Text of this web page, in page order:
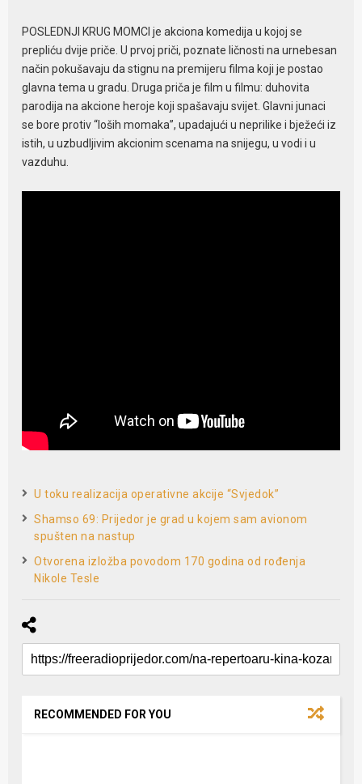
POSLEDNJI KRUG MOMCI je akciona komedija u kojoj se
prepliću dvije priče. U prvoj priči, poznate ličnosti na urnebesan
način pokušavaju da stignu na premijeru filma koji je postao
glavna tema u gradu. Druga priča je film u filmu: duhovita
parodija na akcione heroje koji spašavaju svijet. Glavni junaci
se bore protiv “loših momaka”, upadajući u neprilike i bježeći iz
istih, u uzbudljivim akcionim scenama na snijegu, u vodi i u
vazduhu.
U toku realizacija operativne akcije “Svjedok”
Shamso 69: Prijedor je grad u kojem sam avionom
spušten na nastup
Otvorena izložba povodom 170 godina od rođenja
Nikole Tesle
RECOMMENDED FOR YOU